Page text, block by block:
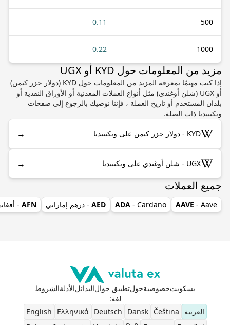
500
0.11
1000
0.22
مزيد من المعلومات حول KYD أو UGX
إذا كنت مهتمًا بمعرفة المزيد من المعلومات حول KYD (دولار جزر كيمن)
أو UGX (شلن أوغندي) مثل أنواع العملات المعدنية أو الأوراق النقدية أو
بلدان المستخدم أو تاريخ العملة ، فإننا نوصيك بالرجوع إلى صفحات
ويكيبيديا ذات الصلة.
KYD - دولار جزر كيمن على ويكيبيديا →
UGX - شلن أوغندي على ويكيبيديا →
جميع العملات
AAVE - Aave
ADA - Cardano
AED - درهم إماراتي AFN
-
بسكويتخصوصيةحولتطبيق جوالالبدائلالأدلةالشروط
لغة:
العربية
Čeština
Dansk
Deutsch
Ελληνικά
English